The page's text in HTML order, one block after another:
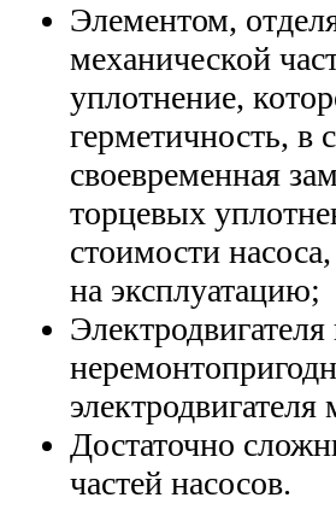
Элементом,
механической
уплотнение,
герметичность, в
своевременная
торцевых
стоимости
на эксплуатацию;
Достаточно
частей насосов.